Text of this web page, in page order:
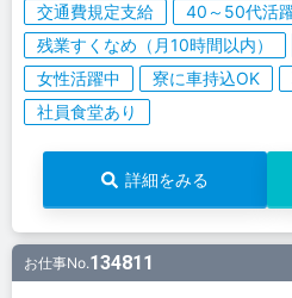
交通費規定支給
40～50代活
残業すくなめ（月10時間以内）
女性活躍中
寮に車持込OK
社員食堂あり
詳細をみる
お仕事No.134811